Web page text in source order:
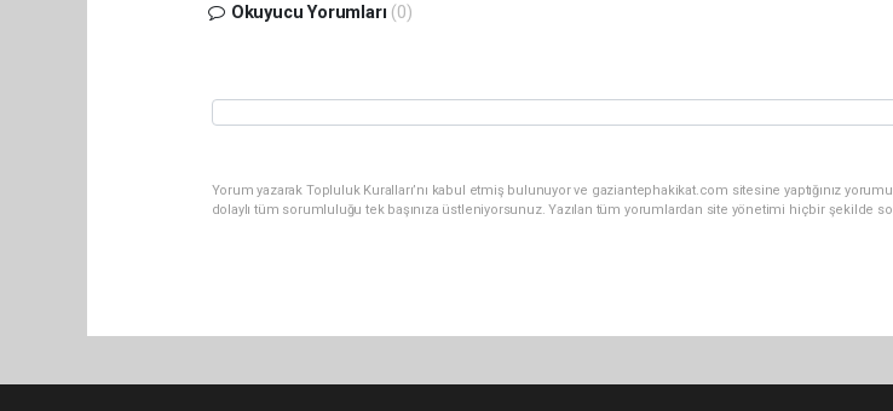
Okuyucu Yorumları (0)
Yorum yazarak Topluluk Kuralları’nı kabul etmiş bulunuyor ve gaziantephakikat.com sitesine yaptığınız
dolaylı tüm sorumluluğu tek başınıza üstleniyorsunuz. Yazılan tüm yorumlardan site yönetimi hiçbir şekilde